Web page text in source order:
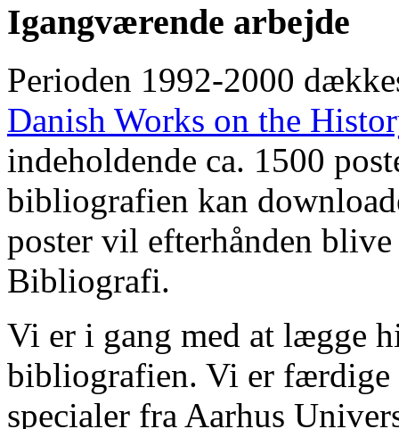
Igangværende arbejde
Perioden 1992-2000
Danish Works on the
indeholdende ca. 1500
bibliografien kan
poster vil efterhånden
Bibliografi.
Vi er i gang med at lægge
bibliografien. Vi er færdige
specialer fra Aarhus